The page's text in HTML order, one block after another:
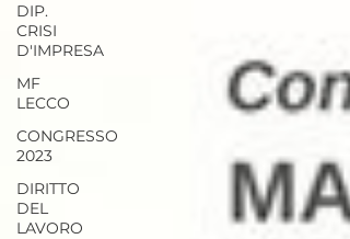
DIP.
CRISI
D'IMPRESA
MF
LECCO
CONGRESSO
2023
DIRITTO
DEL
LAVORO